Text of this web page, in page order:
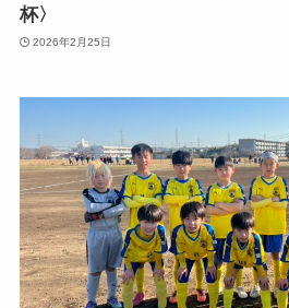
杯〉
2026年2月25日